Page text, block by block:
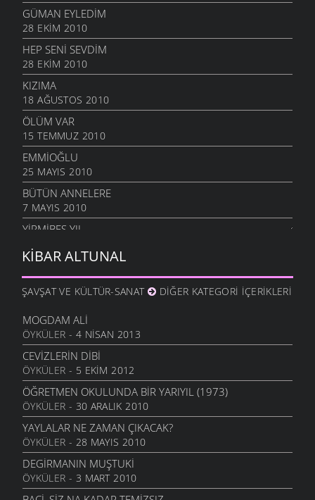
GÜMAN EYLEDIM
28 EKIM 2010
HEP SENI SEVDIM
28 EKIM 2010
KIZIMA
18 AĞUSTOS 2010
ÖLÜM VAR
15 TEMMUZ 2010
EMMIOĞLU
25 MAYIS 2010
BÜTÜN ANNELERE
7 MAYIS 2010
YIRMIBEŞ YIL
BAHAR
12 NISAN 2010
ÇARESIZ
6 NISAN 2010
SANMAYASIN HA
29 MART 2010
OĞLUMA
18 MART 2010
ÖZLEDIM ANNE
4 MART 2010
KÜLE DÖNMÜŞSÜN
3 MART 2010
YIL BITERKEN
25 ARALIK 2009
KIBAR ALTUNAL
ŞAVŞAT VE KÜLTÜR-SANAT DIĞER KATEGORI İÇERIKLERI
MOGDAM ALI
ÖYKÜLER - 4 NISAN 2013
CEVIZLERIN DIBI
ÖYKÜLER - 5 EKIM 2012
ÖĞRETMEN OKULUNDA BIR YARIYIL (1973)
ÖYKÜLER - 30 ARALIK 2010
YAYLALAR NE ZAMAN ÇIKACAK?
ÖYKÜLER - 28 MAYIS 2010
DEGIRMANIN MUŞTUKI
ÖYKÜLER - 3 MART 2010